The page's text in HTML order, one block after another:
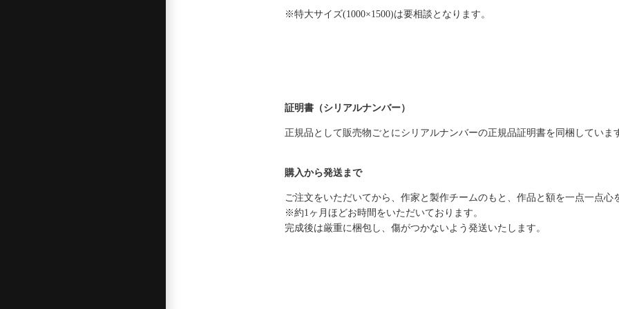
※特大サイズ(1000×1500)は要相談となります。
証明書（シリアルナンバー）
正規品として販売物ごとにシリアルナンバーの正規品証明書を同梱していま
購入から発送まで
ご注文をいただいてから、作家と製作チームのもと、作品と額を一点一点心
※約1ヶ月ほどお時間をいただいております。
完成後は厳重に梱包し、傷がつかないよう発送いたします。